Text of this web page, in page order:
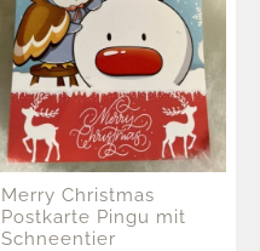
Merry Christmas
Postkarte Pingu mit
Schneentier